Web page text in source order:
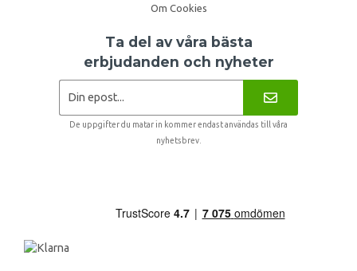
Om Cookies
Ta del av våra bästa
erbjudanden och nyheter
De uppgifter du matar in kommer endast användas till våra
nyhetsbrev.